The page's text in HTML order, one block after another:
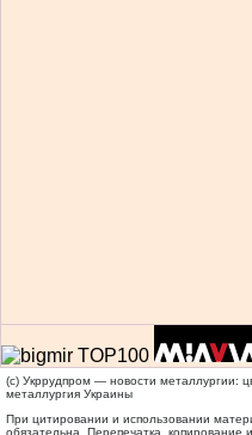
(c) Укррудпром — новости металлургии:
металлургия Украины
При цитировании и использовании